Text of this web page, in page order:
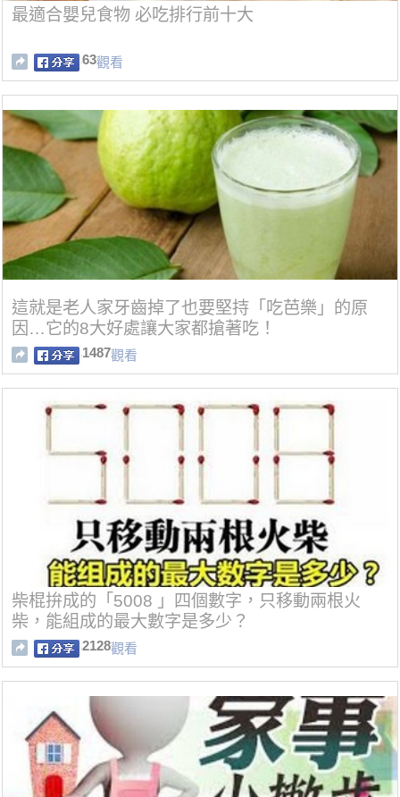
最適合嬰兒食物 必吃排行前十大
63觀看
這就是老人家牙齒掉了也要堅持「吃芭樂」的原
因…它的8大好處讓大家都搶著吃！
1487觀看
柴棍拚成的「5008 」四個數字，只移動兩根火
柴，能組成的最大數字是多少？
2128觀看